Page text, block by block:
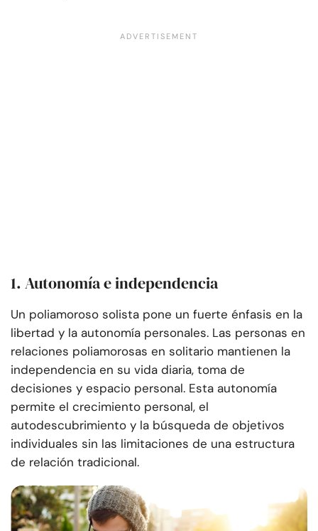
1. Autonomía e independencia
Un poliamoroso solista pone un fuerte énfasis en la
libertad y la autonomía personales. Las personas en
relaciones poliamorosas en solitario mantienen la
independencia en su vida diaria, toma de
decisiones y espacio personal. Esta autonomía
permite el crecimiento personal, el
autodescubrimiento y la búsqueda de objetivos
individuales sin las limitaciones de una estructura
de relación tradicional.